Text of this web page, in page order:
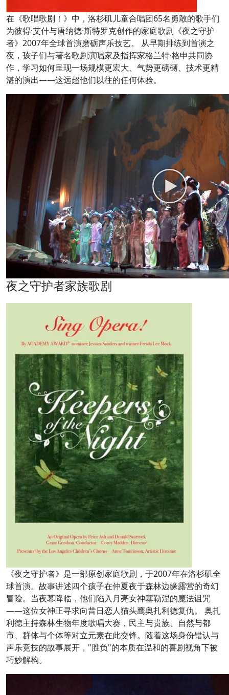
在《歌唱歌剧！》中，洛杉矶儿童合唱团65名勇敢的歌手们
为彼得·艾什与唐纳德·斯特罗克创作的家庭歌剧《夜之守护
者》2007年全球首演磨砺声乐技艺。 从早期排练到首演之
夜，孩子们与著名歌剧演唱家及指挥家格兰特·格申共同协
作，学习如何呈现一场规模更宏大、气势更磅礴、技术更精
湛的演出——这远超他们以往的任何体验。
夜之守护者家族歌剧
《夜之守护者》是一部原创家庭歌剧，于2007年在洛杉矶全
球首演。故事讲述四个孩子在仲夏夜于森林边缘露营的奇幻
冒险。当夜幕降临，他们陷入月亮女神塞勒涅的魔法诅咒
——这位女神正寻求向昔日恋人猫头鹰奥扎利德复仇。 奥扎
利德主持森林生物年度歌唱大赛，民主与贵族、自然与都
市、群体与个体等对立元素在此交锋。随着这场身份错认与
声乐竞技的故事展开，"胜负"的本质在温和的喜剧视角下被
巧妙解构。